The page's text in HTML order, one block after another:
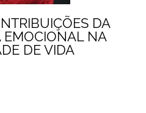
DA
EMOCIONAL NA
DE VIDA